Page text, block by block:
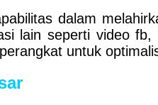
dalam
lain seperti video
untuk